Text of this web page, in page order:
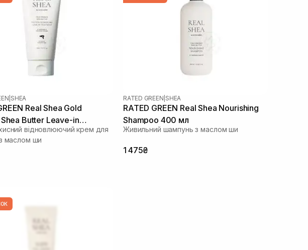
SHEA
Real Shea Gold
Butter Leave-in
150 млвідновлюючий крем для
маслом ши
RATED GREEN SHEA
RATED GREEN Real Shea Nourishing
Shampoo 400 мл
Живильний шампунь з маслом ши
1 475₴